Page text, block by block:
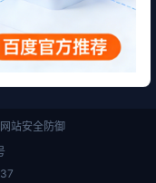
站安全防御